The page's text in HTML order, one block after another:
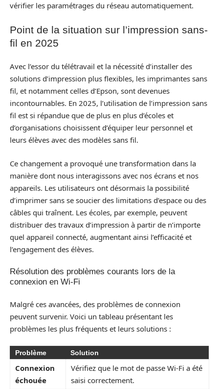
vérifier les paramétrages du réseau automatiquement.
Point de la situation sur l’impression sans-
fil en 2025
Avec l’essor du télétravail et la nécessité d’installer des
solutions d’impression plus flexibles, les imprimantes sans
fil, et notamment celles d’Epson, sont devenues
incontournables. En 2025, l’utilisation de l’impression sans
fil est si répandue que de plus en plus d’écoles et
d’organisations choisissent d’équiper leur personnel et
leurs élèves avec des modèles sans fil.
Ce changement a provoqué une transformation dans la
manière dont nous interagissons avec nos écrans et nos
appareils. Les utilisateurs ont désormais la possibilité
d’imprimer sans se soucier des limitations d’espace ou des
câbles qui traînent. Les écoles, par exemple, peuvent
distribuer des travaux d’impression à partir de n’importe
quel appareil connecté, augmentant ainsi l’efficacité et
l’engagement des élèves.
Résolution des problèmes courants lors de la
connexion en Wi-Fi
Malgré ces avancées, des problèmes de connexion
peuvent survenir. Voici un tableau présentant les
problèmes les plus fréquents et leurs solutions :
Problème Solution
Connexion
échouée
Vérifiez que le mot de passe Wi-Fi a été
saisi correctement.